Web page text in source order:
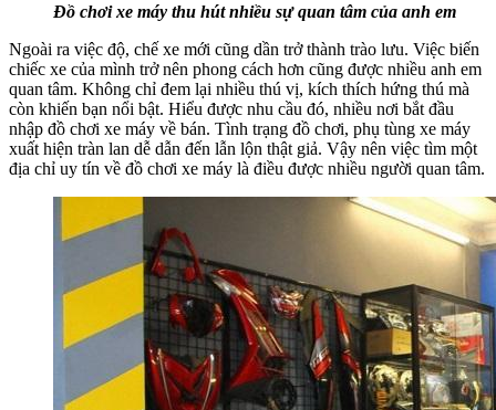
Đồ chơi xe máy thu hút nhiều sự quan tâm của anh em
Ngoài ra việc độ, chế xe mới cũng dần trở thành trào lưu. Việc biến
chiếc xe của mình trở nên phong cách hơn cũng được nhiều anh em
quan tâm. Không chỉ đem lại nhiều thú vị, kích thích hứng thú mà
còn khiến bạn nổi bật. Hiểu được nhu cầu đó, nhiều nơi bắt đầu
nhập đồ chơi xe máy về bán. Tình trạng đồ chơi, phụ tùng xe máy
xuất hiện tràn lan dễ dẫn đến lẫn lộn thật giả. Vậy nên việc tìm một
địa chỉ uy tín về đồ chơi xe máy là điều được nhiều người quan tâm.